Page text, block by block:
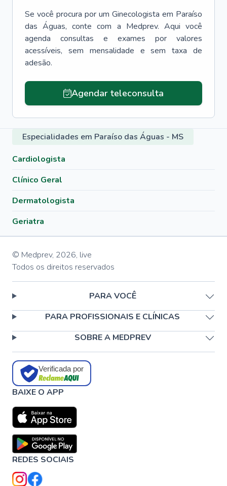
Se você procura por um Ginecologista em Paraíso
das Águas, conte com a Medprev. Aqui você
agenda consultas e exames por valores
acessíveis, sem mensalidade e sem taxa de
adesão.
Agendar teleconsulta
Especialidades em Paraíso das Águas - MS
Cardiologista
Clínico Geral
Dermatologista
Geriatra
© Medprev, 2026, live
Todos os direitos reservados
PARA VOCÊ
PARA PROFISSIONAIS E CLÍNICAS
SOBRE A MEDPREV
Verificada por
BAIXE O APP
REDES SOCIAIS